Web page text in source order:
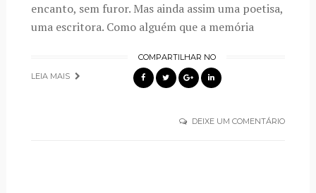
encanto, sem furor. Mas ainda assim uma poetisa,
uma escritora. Como alguém que a memória
LEIA MAIS
COMPARTILHAR NO
DEIXE UM COMENTÁRIO